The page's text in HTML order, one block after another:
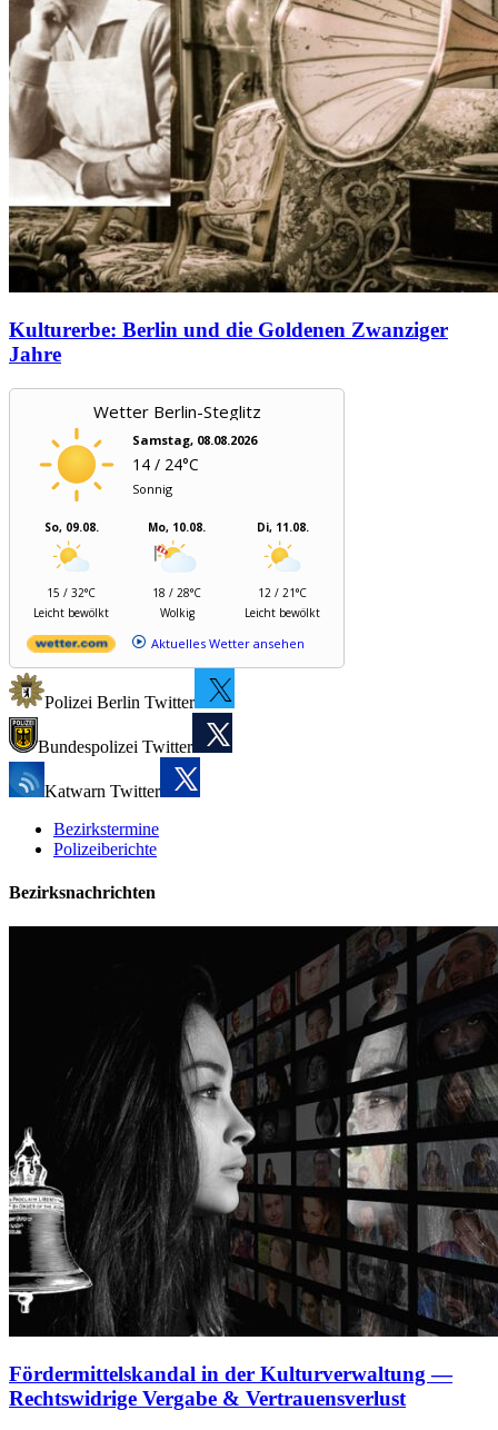
Kulturerbe: Berlin und die Goldenen Zwanziger
Jahre
Wetter Berlin-Steglitz
Samstag, 08.08.2026
14 / 24°C
Sonnig
So, 09.08.
15 / 32°C
Leicht bewölkt
Mo, 10.08.
18 / 28°C
Wolkig
Di, 11.08.
12 / 21°C
Leicht bewölkt
Aktuelles Wetter ansehen
Polizei Berlin Twitter
Bundespolizei Twitter
Katwarn Twitter
Bezirkstermine
Polizeiberichte
Bezirksnachrichten
Fördermittelskandal in der Kulturverwaltung —
Rechtswidrige Vergabe & Vertrauensverlust